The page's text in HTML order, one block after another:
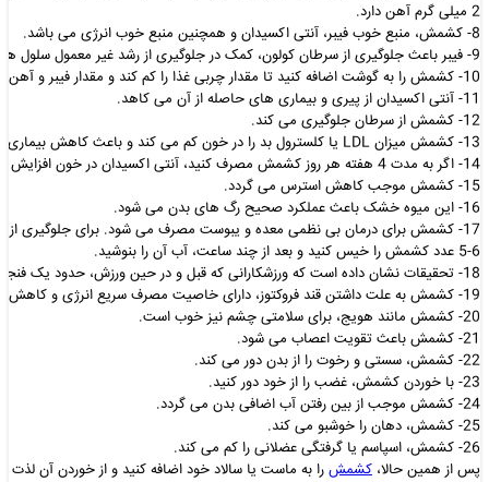
2 میلی گرم آهن دارد.
8- کشمش، منبع خوب فیبر، آنتی اکسیدان و همچنین منبع خوب انرژی می باشد.
9- فیبر باعث جلوگیری از سرطان کولون، کمک در جلوگیری از رشد غیر معمول سلول ها، بیماریها و همچنین کنترل قند خون را می شود.
10- کشمش را به گوشت اضافه کنید تا مقدار چربی غذا را کم کند و مقدار فیبر و آهن را افزایش ومقدار سدیم را کاهش دهد.
11- آنتی اکسیدان از پیری و بیماری های حاصله از آن می کاهد.
12- کشمش از سرطان جلوگیری می کند.
13- کشمش میزان LDL یا کلسترول بد را در خون کم می کند و باعث کاهش بیماری قلبی میگردد.
14- اگر به مدت 4 هفته هر روز کشمش مصرف کنید، آنتی اکسیدان در خون افزایش و کلسترول بد( LDL) کاهش می یابد.
15- کشمش موجب کاهش استرس می گردد.
16- این میوه خشک باعث عملکرد صحیح رگ های بدن می شود.
17- کشمش برای درمان بی نظمی معده و یبوست مصرف می شود. برای جلوگیری از
6-5 عدد کشمش را خیس کنید و بعد از چند ساعت، آب آن را بنوشید.
18- تحقیقات نشان داده است که ورزشکارانی که قبل و در حین ورزش، حدود یک فنجان کشمشمصرف می کنند، بهتر از بقیه سلول های بدن را از آسیب حفظ می کنند.
19- کشمش به علت داشتن قند فروکتوز، دارای خاصیت مصرف سریع انرژی و کاهش وزن نیز میباشد.
20- کشمش مانند هویج، برای سلامتی چشم نیز خوب است.
21- کشمش باعث تقویت اعصاب می شود.
22- کشمش، سستی و رخوت را از بدن دور می کند.
23- با خوردن کشمش، غضب را از خود دور کنید.
24- کشمش موجب از بین رفتن آب اضافی بدن می گردد.
25- کشمش، دهان را خوشبو می کند.
26- کشمش، اسپاسم یا گرفتگی عضلانی را کم می کند.
پس از همین حالا، کشمش را به ماست یا سالاد خود اضافه کنید و از خوردن آن لذت